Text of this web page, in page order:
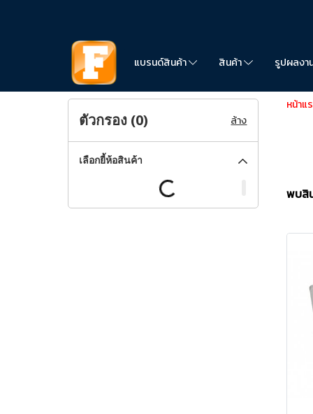
แบรนด์สินค้า สินค้า รูปผลงา
หน้าแ
พบสิ
ตัวกรอง (0) ล้าง
เลือกยี้ห้อสินค้า